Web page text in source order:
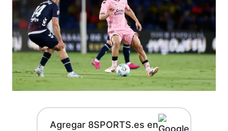
Agregar 8SPORTS.es en